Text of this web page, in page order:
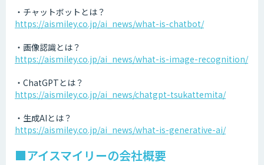
・チャットボットとは？
https://aismiley.co.jp/ai_news/what-is-chatbot/
・画像認識とは？
https://aismiley.co.jp/ai_news/what-is-image-recognition/
・ChatGPTとは？
https://aismiley.co.jp/ai_news/chatgpt-tsukattemita/
・生成AIとは？
https://aismiley.co.jp/ai_news/what-is-generative-ai/
■アイスマイリーの会社概要